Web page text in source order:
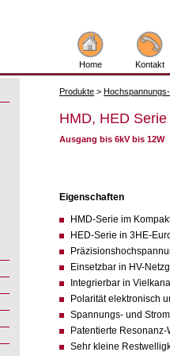
Home Kontakt
Produkte >
HMD, HED Serie
Ausgang bis 6kV bis 12W
Eigenschaften
HMD-Serie im
HED-Serie in 3HE-
Einsetzbar in HV-
Integrierbar in
Polarität elektronisch
Spannungs- und
Patentierte
Sehr kleine